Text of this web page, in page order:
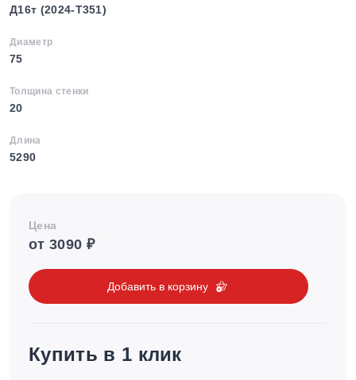
Д16т (2024-T351)
Диаметр
75
Толщина стенки
20
Длина
5290
Цена
от 3090 ₽
Добавить в корзину
Купить в 1 клик